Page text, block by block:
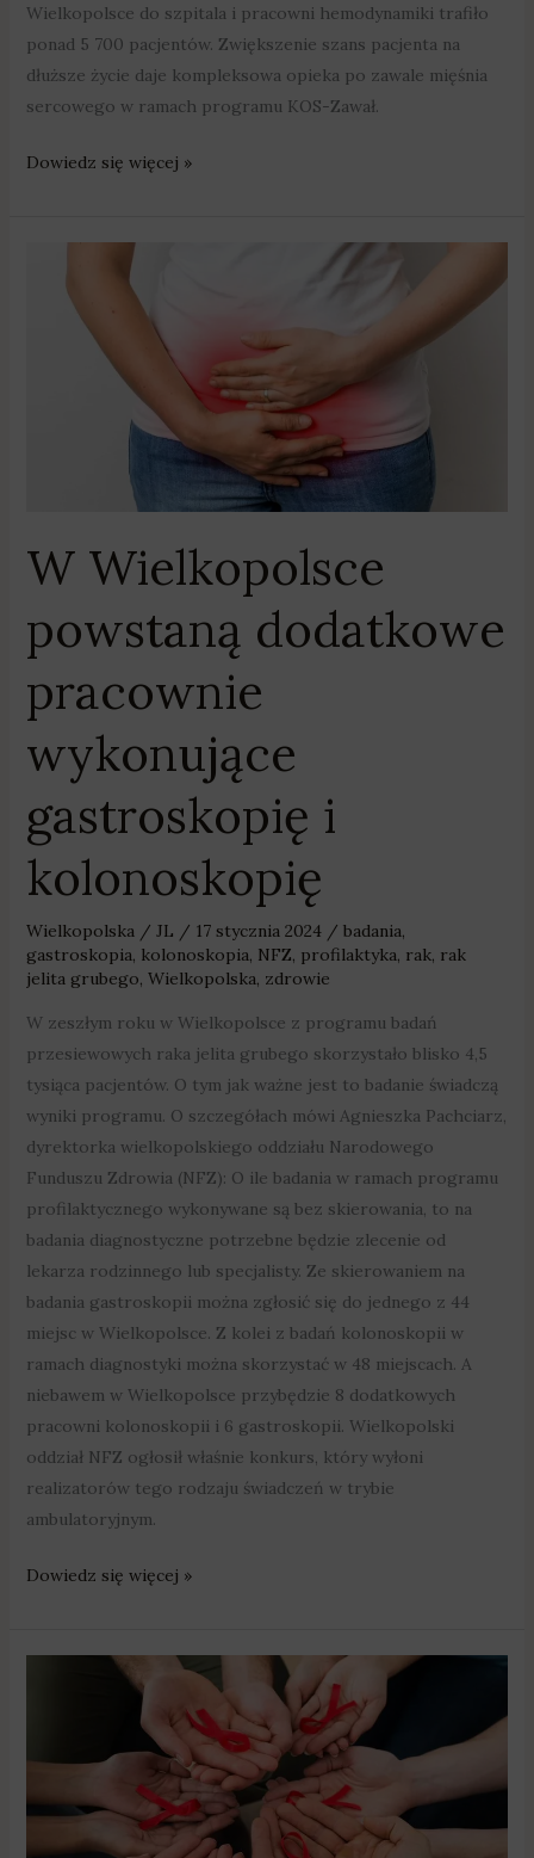
Wielkopolsce do szpitala i pracowni hemodynamiki trafiło
ponad 5 700 pacjentów. Zwiększenie szans pacjenta na
dłuższe życie daje kompleksowa opieka po zawale mięśnia
sercowego w ramach programu KOS-Zawał.
Dowiedz się więcej »
W Wielkopolsce
powstaną dodatkowe
pracownie
wykonujące
gastroskopię i
kolonoskopię
Wielkopolska/ JL / 17 stycznia 2024 / badania,
gastroskopia, kolonoskopia, NFZ, profilaktyka, rak, rak
jelita grubego, Wielkopolska, zdrowie
W zeszłym roku w Wielkopolsce z programu badań
przesiewowych raka jelita grubego skorzystało blisko 4,5
tysiąca pacjentów. O tym jak ważne jest to badanie świadczą
wyniki programu. O szczegółach mówi Agnieszka Pachciarz,
dyrektorka wielkopolskiego oddziału Narodowego
Funduszu Zdrowia (NFZ): O ile badania w ramach programu
profilaktycznego wykonywane są bez skierowania, to na
badania diagnostyczne potrzebne będzie zlecenie od
lekarza rodzinnego lub specjalisty. Ze skierowaniem na
badania gastroskopii można zgłosić się do jednego z 44
miejsc w Wielkopolsce. Z kolei z badań kolonoskopii w
ramach diagnostyki można skorzystać w 48 miejscach. A
niebawem w Wielkopolsce przybędzie 8 dodatkowych
pracowni kolonoskopii i 6 gastroskopii. Wielkopolski
oddział NFZ ogłosił właśnie konkurs, który wyłoni
realizatorów tego rodzaju świadczeń w trybie
ambulatoryjnym.
Wielkopolsce
powstaną
dodatkowe
gastroskopię
Dowiedz się więcej »
zakażeń